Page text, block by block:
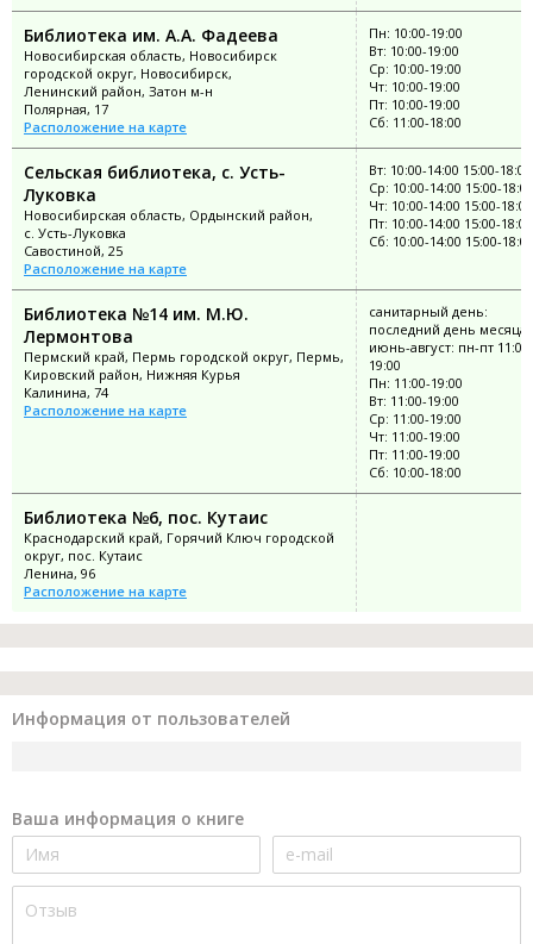
Библиотека им. А.А. Фадеева
Новосибирская область, Новосибирск
городской округ, Новосибирск,
Ленинский район, Затон м-н
Полярная, 17
Расположение на карте
Пн: 10:00-19:00
Вт: 10:00-19:00
Ср: 10:00-19:00
Чт: 10:00-19:00
Пт: 10:00-19:00
Сб: 11:00-18:00
Сельская библиотека, с. Усть-
Луковка
Новосибирская область, Ордынский район,
с. Усть-Луковка
Савостиной, 25
Расположение на карте
Вт: 10:00-14:00 15:00-18:00
Ср: 10:00-14:00 15:00-18:00
Чт: 10:00-14:00 15:00-18:00
Пт: 10:00-14:00 15:00-18:00
Сб: 10:00-14:00 15:00-18:00
Библиотека №14 им. М.Ю.
Лермонтова
Пермский край, Пермь городской округ, Пермь,
Кировский район, Нижняя Курья
Калинина, 74
Расположение на карте
санитарный день:
последний день месяца;
июнь-август: пн-пт 11:00-
19:00
Пн: 11:00-19:00
Вт: 11:00-19:00
Ср: 11:00-19:00
Чт: 11:00-19:00
Пт: 11:00-19:00
Сб: 10:00-18:00
Библиотека №6, пос. Кутаис
Краснодарский край, Горячий Ключ городской
округ, пос. Кутаис
Ленина, 96
Расположение на карте
Информация от пользователей
Ваша информация о книге